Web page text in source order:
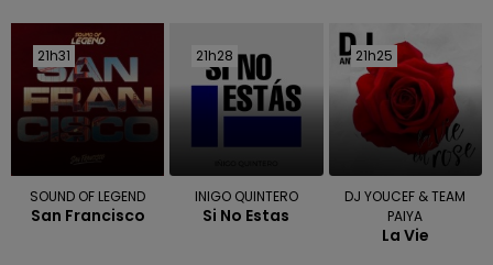
21h31
21h31
SOUND OF LEGEND
San Francisco
21h28
21h28
INIGO QUINTERO
Si No Estas
21h25
21h25
DJ YOUCEF & TEAM
PAIYA
La Vie